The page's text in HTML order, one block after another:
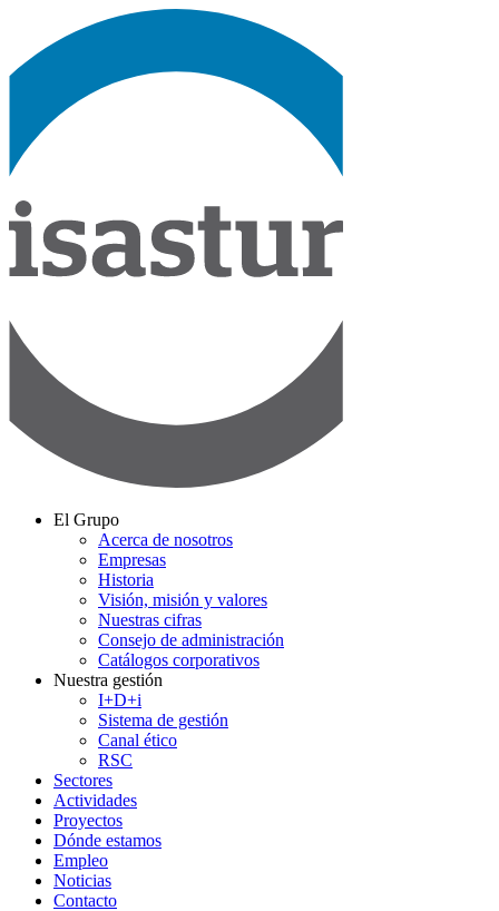
El Grupo
Acerca de nosotros
Empresas
Historia
Visión, misión y valores
Nuestras cifras
Consejo de administración
Catálogos corporativos
Nuestra gestión
I+D+i
Sistema de gestión
Canal ético
RSC
Sectores
Actividades
Proyectos
Dónde estamos
Empleo
Noticias
Contacto